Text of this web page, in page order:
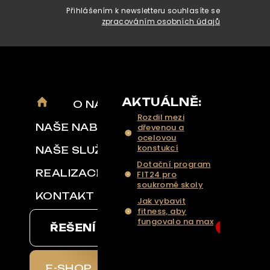
Přihlášením k newsletteru souhlasíte se
zpracováním osobních údajů
O NÁS
NAŠE NABÍDKA
NAŠE SLUŽBY
REALIZACE
KONTAKT
ŘEŠENÍ NA KLÍČ
AKTUÁLNĚ:
Rozdil mezi
dřevenou a
ocelovou
konstukcí
Dotační program
FIT24 pro
soukromé skoly
Jak vybavit
fitness, aby
fungovalo na max